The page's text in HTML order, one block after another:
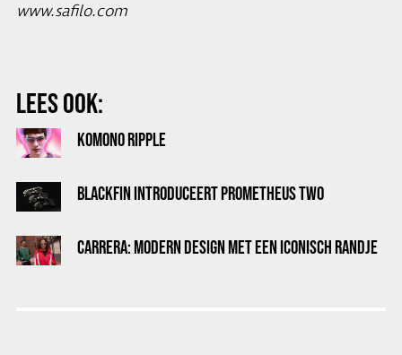
www.safilo.com
LEES OOK:
KOMONO RIPPLE
BLACKFIN INTRODUCEERT PROMETHEUS TWO
CARRERA: MODERN DESIGN MET EEN ICONISCH RANDJE